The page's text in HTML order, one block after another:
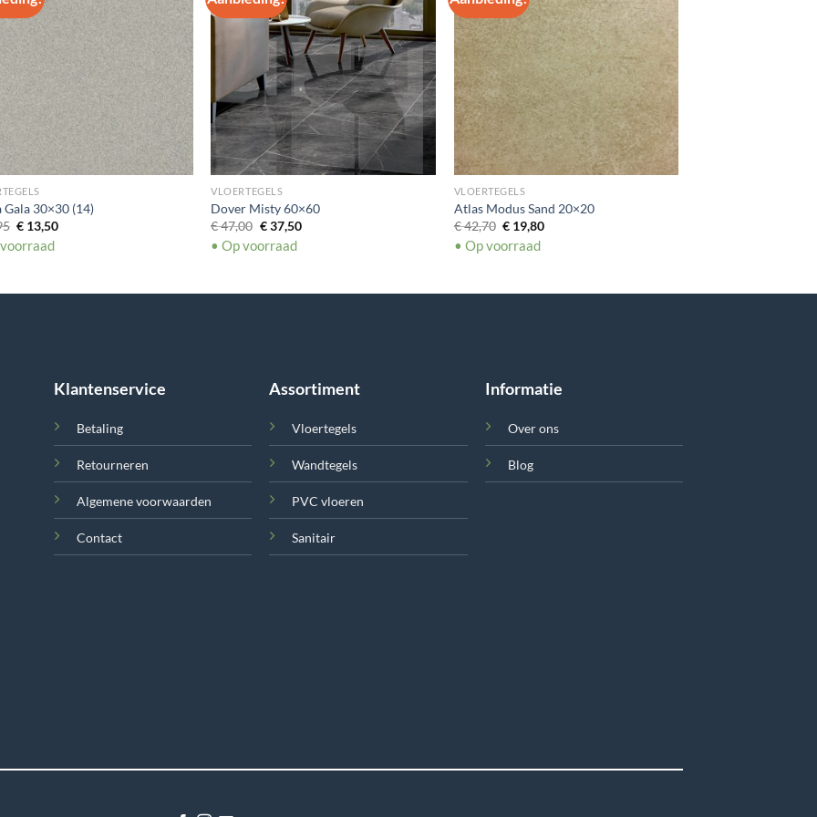
Gala 30×30 (14)
Oorspronkelijke
prijs
was:
€ 13,50Huidige
VLOERTEGELS
Dover Misty 60×60
€47,00 Oorspronkelijke
was:
€37,50Huidige
• Op voorraad
VLOERTEGELS
Atlas Modus Sand 20×20
€42,70 Oorspronkelijke
was:
€19,80Huidige
• Op voorraad
Klantenservice
Betaling
Retourneren
Algemene voorwaarden
Contact
Assortiment
Vloertegels
Wandtegels
PVC vloeren
Sanitair
Informatie
Over ons
Blog